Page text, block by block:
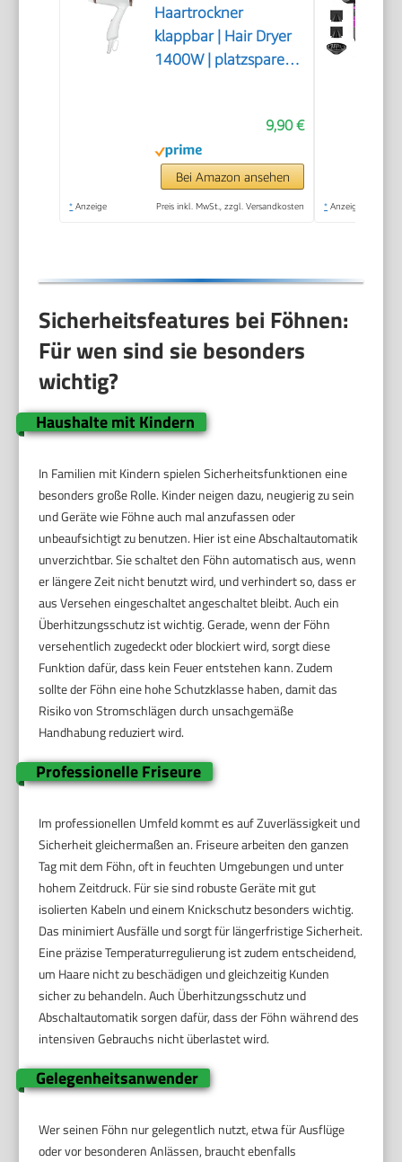
Haartrockner
klappbar | Hair Dryer
1400W | platzsparend
2 Stufen | Kaltstufe für
Style-Fix |
Überhitzungsschutz |
PC-HT 3009
9,90 €
Bei Amazon ansehen
* Anzeige Preis inkl. MwSt., zzgl. Versandkosten * Anzeige
Sicherheitsfeatures bei Föhnen:
Für wen sind sie besonders
wichtig?
Haushalte mit Kindern
In Familien mit Kindern spielen Sicherheitsfunktionen eine
besonders große Rolle. Kinder neigen dazu, neugierig zu sein
und Geräte wie Föhne auch mal anzufassen oder
unbeaufsichtigt zu benutzen. Hier ist eine Abschaltautomatik
unverzichtbar. Sie schaltet den Föhn automatisch aus, wenn
er längere Zeit nicht benutzt wird, und verhindert so, dass er
aus Versehen eingeschaltet angeschaltet bleibt. Auch ein
Überhitzungsschutz ist wichtig. Gerade, wenn der Föhn
versehentlich zugedeckt oder blockiert wird, sorgt diese
Funktion dafür, dass kein Feuer entstehen kann. Zudem
sollte der Föhn eine hohe Schutzklasse haben, damit das
Risiko von Stromschlägen durch unsachgemäße
Handhabung reduziert wird.
Professionelle Friseure
Im professionellen Umfeld kommt es auf Zuverlässigkeit und
Sicherheit gleichermaßen an. Friseure arbeiten den ganzen
Tag mit dem Föhn, oft in feuchten Umgebungen und unter
hohem Zeitdruck. Für sie sind robuste Geräte mit gut
isolierten Kabeln und einem Knickschutz besonders wichtig.
Das minimiert Ausfälle und sorgt für längerfristige Sicherheit.
Eine präzise Temperaturregulierung ist zudem entscheidend,
um Haare nicht zu beschädigen und gleichzeitig Kunden
sicher zu behandeln. Auch Überhitzungsschutz und
Abschaltautomatik sorgen dafür, dass der Föhn während des
intensiven Gebrauchs nicht überlastet wird.
Gelegenheitsanwender
Wer seinen Föhn nur gelegentlich nutzt, etwa für Ausflüge
oder vor besonderen Anlässen, braucht ebenfalls